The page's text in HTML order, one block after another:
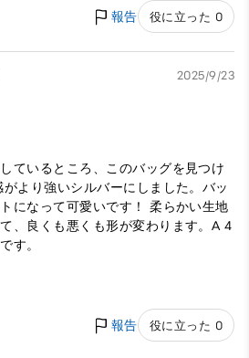
報告 役に立った 0
2025/9/23
ているところ、このバッグを見つけ
より強いシルバーにしました。バッ
になって可愛いです！ 柔らかい生地
、良くも悪くも形が変わります。A 4
す。
報告 役に立った 0